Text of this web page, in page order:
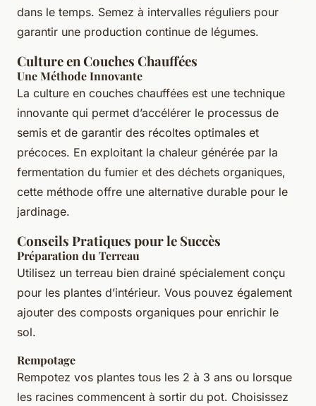
dans le temps. Semez à intervalles réguliers pour
garantir une production continue de légumes.
Culture en Couches Chauffées
Une Méthode Innovante
La culture en couches chauffées est une technique
innovante qui permet d’accélérer le processus de
semis et de garantir des récoltes optimales et
précoces. En exploitant la chaleur générée par la
fermentation du fumier et des déchets organiques,
cette méthode offre une alternative durable pour le
jardinage.
Conseils Pratiques pour le Succès
Préparation du Terreau
Utilisez un terreau bien drainé spécialement conçu
pour les plantes d’intérieur. Vous pouvez également
ajouter des composts organiques pour enrichir le
sol.
Rempotage
Rempotez vos plantes tous les 2 à 3 ans ou lorsque
les racines commencent à sortir du pot. Choisissez